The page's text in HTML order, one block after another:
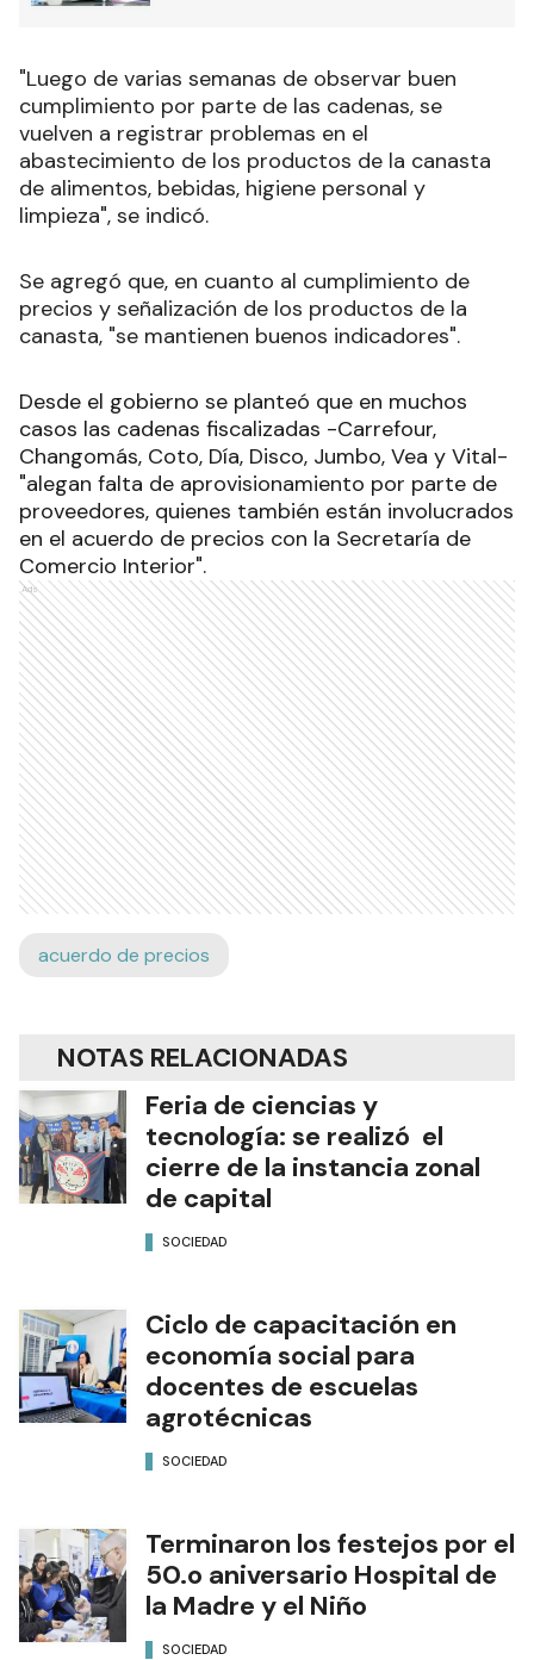
"Luego de varias semanas de observar buen
cumplimiento por parte de las cadenas, se
vuelven a registrar problemas en el
abastecimiento de los productos de la canasta
de alimentos, bebidas, higiene personal y
limpieza", se indicó.
Se agregó que, en cuanto al cumplimiento de
precios y señalización de los productos de la
canasta, "se mantienen buenos indicadores".
Desde el gobierno se planteó que en muchos
casos las cadenas fiscalizadas -Carrefour,
Changomás, Coto, Día, Disco, Jumbo, Vea y Vital-
"alegan falta de aprovisionamiento por parte de
proveedores, quienes también están involucrados
en el acuerdo de precios con la Secretaría de
Comercio Interior".
Ads
acuerdo de precios
NOTAS RELACIONADAS
Feria de ciencias y
tecnología: se realizó el
cierre de la instancia zonal
de capital
SOCIEDAD
Ciclo de capacitación en
economía social para
docentes de escuelas
agrotécnicas
SOCIEDAD
Terminaron los festejos por el
50.o aniversario Hospital de
la Madre y el Niño
SOCIEDAD